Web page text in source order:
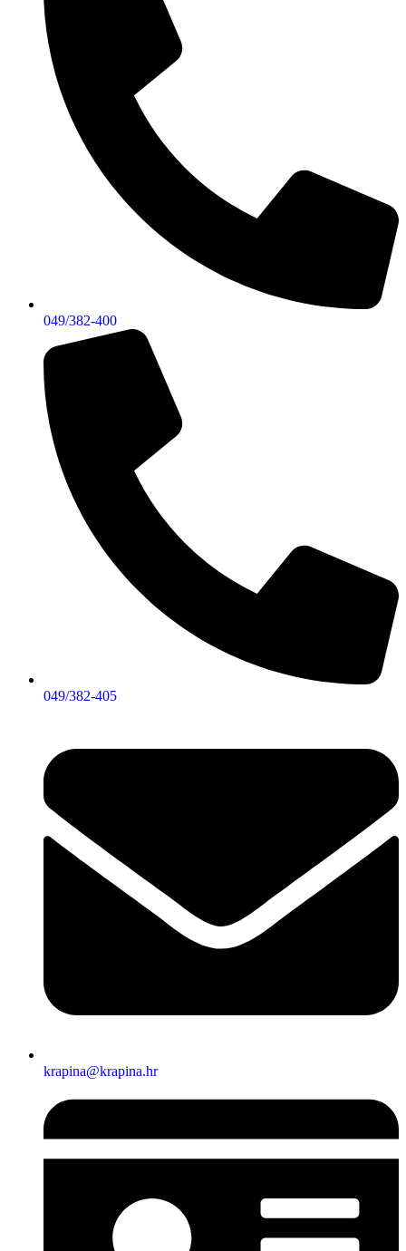
049/382-400
049/382-405
krapina@krapina.hr